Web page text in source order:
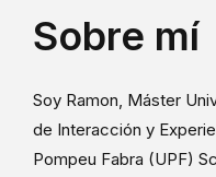
Sobre mí
Soy Ramon, Máster
de Interacción y
Pompeu Fabra (UPF)